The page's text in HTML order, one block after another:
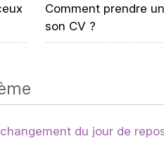
Comment prendre
son CV ?
du jour de